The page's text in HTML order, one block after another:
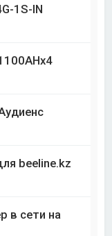
1S-IN
beeline.kz
в сети на